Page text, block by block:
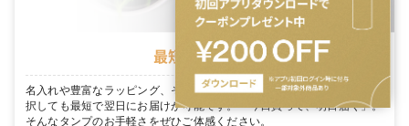
最短翌日お届け
名入れや豊富なラッピング、そのまま渡せる完璧な装飾を たくさん選
択しても最短で翌日にお届けが可能です。「今日買って、明日届く」。
そんなタンプのお手軽さをぜひご体感ください。